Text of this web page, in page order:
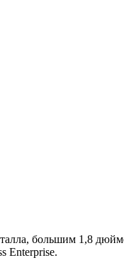
большим 1,8
Enterprise.